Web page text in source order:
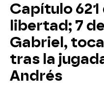
Capítulo 621
libertad; 7
Gabriel,
tras la
Andrés